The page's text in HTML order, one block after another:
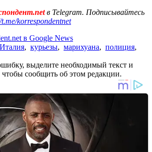
в Telegram. Подписывайтесь
korrespondentnet
в Google News
Италия, курьезы, марихуана, полиция,
выделите необходимый текст и
сообщить об этом редакции.